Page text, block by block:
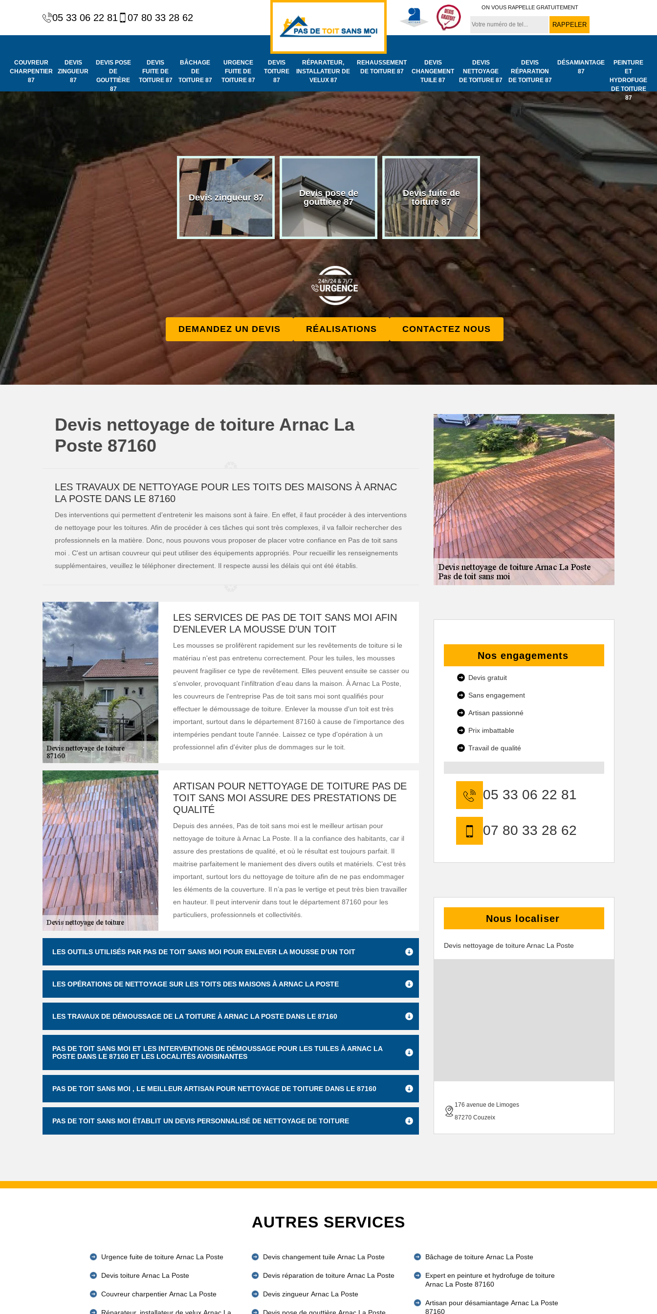
05 33 06 22 81 07 80 33 28 62
ON VOUS RAPPELLE GRATUITEMENT
COUVREUR
CHARPENTIER
87
DEVIS
ZINGUEUR
87
DEVIS POSE
DE
GOUTTIÈRE
87
DEVIS
FUITE DE
TOITURE 87
BÂCHAGE
DE
TOITURE 87
URGENCE
FUITE DE
TOITURE 87
DEVIS
TOITURE
87
RÉPARATEUR,
INSTALLATEUR DE
VELUX 87
REHAUSSEMENT
DE TOITURE 87
DEVIS
CHANGEMENT
TUILE 87
DEVIS
NETTOYAGE
DE TOITURE 87
DEVIS
RÉPARATION
DE TOITURE 87
DÉSAMIANTAGE
87
PEINTURE
ET
HYDROFUGE
DE TOITURE
87
Couvreur
Devis zingueur 87
Devis pose de
gouttière 87
Devis fuite de
toiture 87
Bâchage de toiture
87
Urgence
toiture 87
DEMANDEZ UN DEVIS RÉALISATIONS CONTACTEZ NOUS
Devis nettoyage de toiture Arnac La
Poste 87160
LES TRAVAUX DE NETTOYAGE POUR LES TOITS DES MAISONS À ARNAC
LA POSTE DANS LE 87160
Des interventions qui permettent d'entretenir les maisons sont à faire. En effet, il faut procéder à des interventions
de nettoyage pour les toitures. Afin de procéder à ces tâches qui sont très complexes, il va falloir rechercher des
professionnels en la matière. Donc, nous pouvons vous proposer de placer votre confiance en Pas de toit sans
moi . C'est un artisan couvreur qui peut utiliser des équipements appropriés. Pour recueillir les renseignements
supplémentaires, veuillez le téléphoner directement. Il respecte aussi les délais qui ont été établis.
LES SERVICES DE PAS DE TOIT SANS MOI AFIN
D'ENLEVER LA MOUSSE D'UN TOIT
Les mousses se prolifèrent rapidement sur les revêtements de toiture si le
matériau n'est pas entretenu correctement. Pour les tuiles, les mousses
peuvent fragiliser ce type de revêtement. Elles peuvent ensuite se casser ou
s'envoler, provoquant l'infiltration d'eau dans la maison. À Arnac La Poste,
les couvreurs de l'entreprise Pas de toit sans moi sont qualifiés pour
effectuer le démoussage de toiture. Enlever la mousse d'un toit est très
important, surtout dans le département 87160 à cause de l'importance des
intempéries pendant toute l'année. Laissez ce type d'opération à un
professionnel afin d'éviter plus de dommages sur le toit.
ARTISAN POUR NETTOYAGE DE TOITURE PAS DE
TOIT SANS MOI ASSURE DES PRESTATIONS DE
QUALITÉ
Depuis des années, Pas de toit sans moi est le meilleur artisan pour
nettoyage de toiture à Arnac La Poste. Il a la confiance des habitants, car il
assure des prestations de qualité, et où le résultat est toujours parfait. Il
maitrise parfaitement le maniement des divers outils et matériels. C’est très
important, surtout lors du nettoyage de toiture afin de ne pas endommager
les éléments de la couverture. Il n’a pas le vertige et peut très bien travailler
en hauteur. Il peut intervenir dans tout le département 87160 pour les
particuliers, professionnels et collectivités.
LES OUTILS UTILISÉS PAR PAS DE TOIT SANS MOI POUR ENLEVER LA MOUSSE D’UN TOIT
LES OPÉRATIONS DE NETTOYAGE SUR LES TOITS DES MAISONS À ARNAC LA POSTE
LES TRAVAUX DE DÉMOUSSAGE DE LA TOITURE À ARNAC LA POSTE DANS LE 87160
PAS DE TOIT SANS MOI ET LES INTERVENTIONS DE DÉMOUSSAGE POUR LES TUILES À ARNAC LA
POSTE DANS LE 87160 ET LES LOCALITÉS AVOISINANTES
PAS DE TOIT SANS MOI , LE MEILLEUR ARTISAN POUR NETTOYAGE DE TOITURE DANS LE 87160
PAS DE TOIT SANS MOI ÉTABLIT UN DEVIS PERSONNALISÉ DE NETTOYAGE DE TOITURE
Nos engagements
Devis gratuit
Sans engagement
Artisan passionné
Prix imbattable
Travail de qualité
05 33 06 22 81
07 80 33 28 62
Nous localiser
Devis nettoyage de toiture Arnac La Poste
176 avenue de Limoges
87270 Couzeix
AUTRES SERVICES
Urgence fuite de toiture Arnac La Poste
Devis toiture Arnac La Poste
Couvreur charpentier Arnac La Poste
Devis changement tuile Arnac La Poste
Devis réparation de toiture Arnac La Poste
Devis zingueur Arnac La Poste
Bâchage de toiture Arnac La Poste
Expert en peinture et hydrofuge de toiture
Arnac La Poste 87160
Artisan pour désamiantage Arnac La Poste
87160